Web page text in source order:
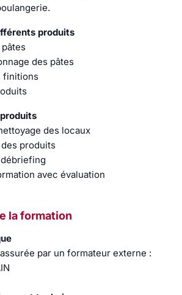
produits
des pâtes
finitions
des locaux
produits
avec évaluation
la formation
par un formateur externe :